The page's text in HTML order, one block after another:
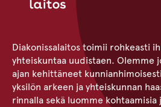
Diakonissalaitos toimii rohkeasti
yhteiskuntaa uudistaen. Olemme
ajan kehittäneet
yksilön arkeen ja yhteiskunnan
rinnalla sekä luomme kohtaamisia